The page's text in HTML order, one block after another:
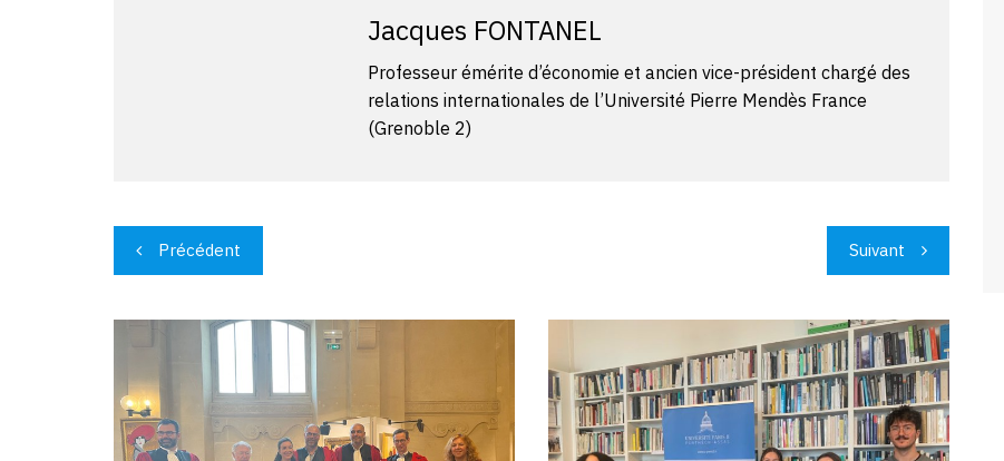
Jacques FONTANEL
Professeur émérite d’économie et ancien vice-président chargé des
relations internationales de l’Université Pierre Mendès France
(Grenoble 2)
Navigation
de
l’article
Précédent Suivant